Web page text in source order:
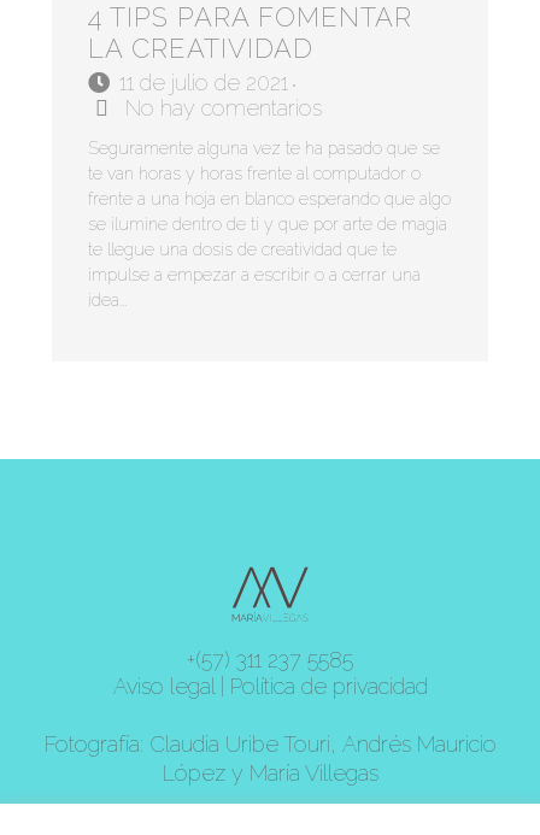
4 TIPS PARA FOMENTAR
LA CREATIVIDAD
11 de julio de 2021 •
No hay comentarios
Seguramente alguna vez te ha pasado que se
te van horas y horas frente al computador o
frente a una hoja en blanco esperando que algo
se ilumine dentro de ti y que por arte de magia
te llegue una dosis de creatividad que te
impulse a empezar a escribir o a cerrar una
idea...
+(57) 311 237 5585
Aviso legal
Política de privacidad
Fotografía: Claudia Uribe Touri, Andrés Mauricio
López y María Villegas